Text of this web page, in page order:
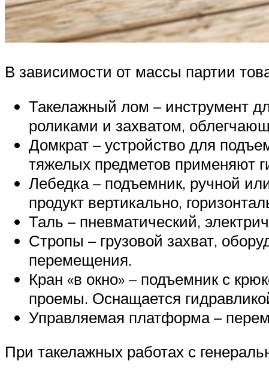
В зависимости от массы партии
Такелажный лом – инструмент
роликами и захватом,
Домкрат – устройство для
тяжелых предметов применяют
Лебедка – подъемник, ручной
продукт вертикально,
Таль – пневматический,
Стропы – грузовой захват,
перемещения.
Кран «в окно» – подъемник с
проемы. Оснащается
Управляемая платформа –
При такелажных работах с